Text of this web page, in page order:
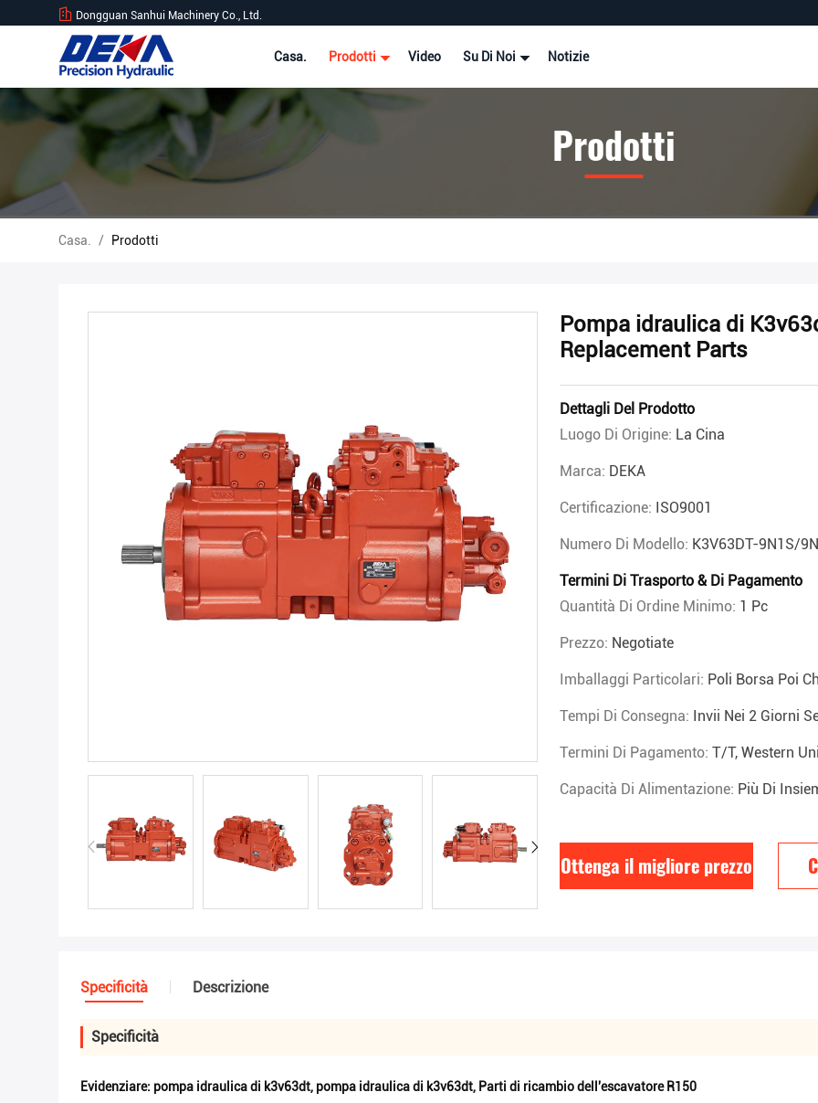
Dongguan Sanhui Machinery Co., Ltd.
Casa. Prodotti Video Su Di Noi Notizie
Prodotti
Casa. / Prodotti
Pompa idraulica di
Replacement Parts
Dettagli Del Prodotto
Luogo Di Origine: La Cina
Marca: DEKA
Certificazione: ISO9001
Numero Di Modello: K3V63DT-9N1S/
Termini Di Trasporto & Di Pagamento
Quantità Di Ordine Minimo: 1 Pc
Prezzo: Negotiate
Imballaggi Particolari: Poli Borsa Poi
Tempi Di Consegna: Invii Nei 2 Giorni
Termini Di Pagamento: T/T, Western
Capacità Di Alimentazione: Più Di
Ottenga il migliore prezzo
Specificità Descrizione
Specificità
Evidenziare: pompa idraulica di k3v63dt, pompa idraulica di k3v63dt, Parti di ricambio dell'escavatore R150